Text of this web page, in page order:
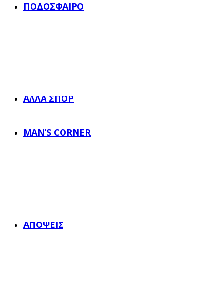
ΠΟΔΌΣΦΑΙΡΟ
ΆΛΛΑ ΣΠΟΡ
MAN’S CORNER
ΑΠΌΨΕΙΣ